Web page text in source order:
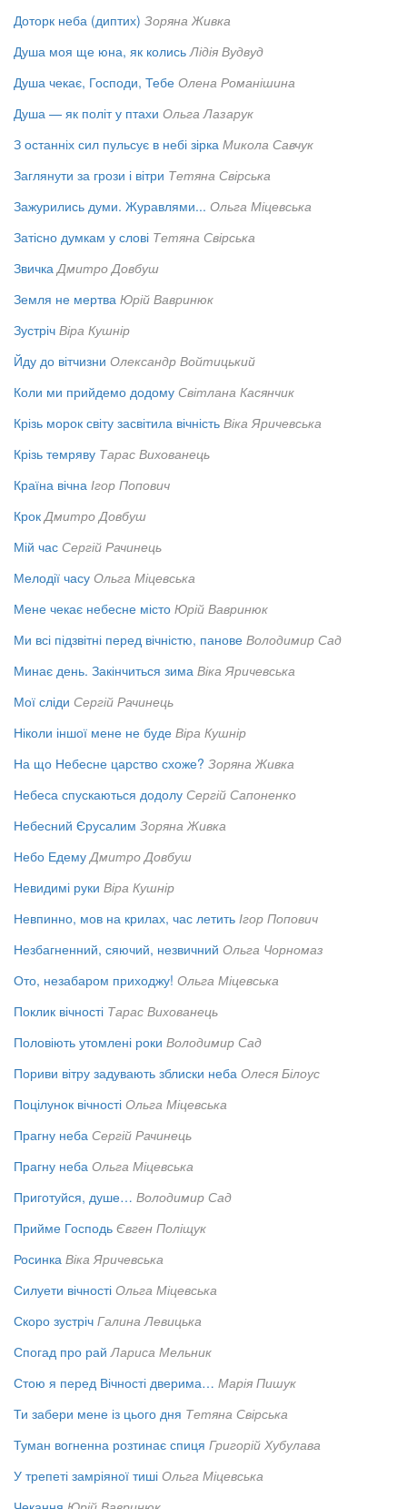
Доторк неба (диптих) Зоряна Живка
Душа моя ще юна, як колись Лідія Вудвуд
Душа чекає, Господи, Тебе Олена Романішина
Душа — як політ у птахи Ольга Лазарук
З останніх сил пульсує в небі зірка Микола Савчук
Заглянути за грози і вітри Тетяна Свірська
Зажурились думи. Журавлями... Ольга Міцевська
Затісно думкам у слові Тетяна Свірська
Звичка Дмитро Довбуш
Земля не мертва Юрій Вавринюк
Зустріч Віра Кушнір
Йду до вітчизни Олександр Войтицький
Коли ми прийдемо додому Світлана Касянчик
Крізь морок світу засвітила вічність Віка Яричевська
Крізь темряву Тарас Вихованець
Країна вічна Ігор Попович
Крок Дмитро Довбуш
Мій час Сергій Рачинець
Мелодії часу Ольга Міцевська
Мене чекає небесне місто Юрій Вавринюк
Ми всі підзвітні перед вічністю, панове Володимир Сад
Минає день. Закінчиться зима Віка Яричевська
Мої сліди Сергій Рачинець
Ніколи іншої мене не буде Віра Кушнір
На що Небесне царство схоже? Зоряна Живка
Небеса спускаються додолу Сергій Сапоненко
Небесний Єрусалим Зоряна Живка
Небо Едему Дмитро Довбуш
Невидимі руки Віра Кушнір
Невпинно, мов на крилах, час летить Ігор Попович
Незбагненний, сяючий, незвичний Ольга Чорномаз
Ото, незабаром приходжу! Ольга Міцевська
Поклик вічності Тарас Вихованець
Половіють утомлені роки Володимир Сад
Пориви вітру задувають зблиски неба Олеся Білоус
Поцілунок вічності Ольга Міцевська
Прагну неба Сергій Рачинець
Прагну неба Ольга Міцевська
Приготуйся, душе… Володимир Сад
Прийме Господь Євген Поліщук
Росинка Віка Яричевська
Силуети вічності Ольга Міцевська
Скоро зустріч Галина Левицька
Спогад про рай Лариса Мельник
Стою я перед Вічності дверима… Марія Пишук
Ти забери мене із цього дня Тетяна Свірська
Туман вогненна розтинає спиця Григорій Хубулава
У трепеті замріяної тиші Ольга Міцевська